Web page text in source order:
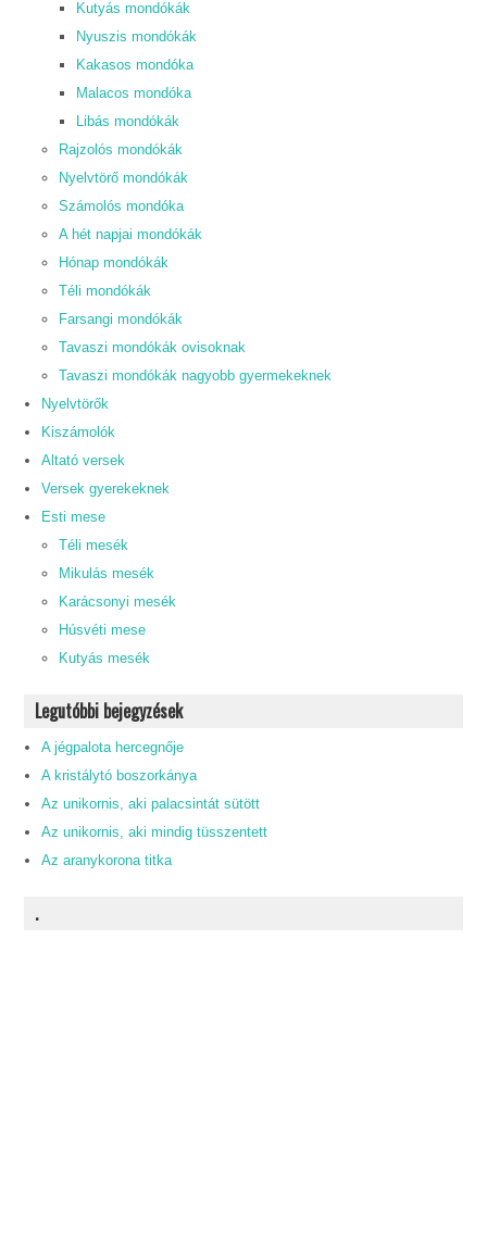
Kutyás mondókák
Nyuszis mondókák
Kakasos mondóka
Malacos mondóka
Libás mondókák
Rajzolós mondókák
Nyelvtörő mondókák
Számolós mondóka
A hét napjai mondókák
Hónap mondókák
Téli mondókák
Farsangi mondókák
Tavaszi mondókák ovisoknak
Tavaszi mondókák nagyobb gyermekeknek
Nyelvtörők
Kiszámolók
Altató versek
Versek gyerekeknek
Esti mese
Téli mesék
Mikulás mesék
Karácsonyi mesék
Húsvéti mese
Kutyás mesék
Legutóbbi bejegyzések
A jégpalota hercegnője
A kristálytó boszorkánya
Az unikornis, aki palacsintát sütött
Az unikornis, aki mindig tüsszentett
Az aranykorona titka
.